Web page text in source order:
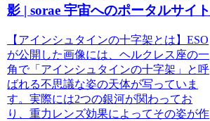
影 | sorae 宇宙へのポータルサイト
【アインシュタインの十字架とは】ESO
が公開した画像には、ヘルクレス座の一
角で「アインシュタインの十字架」と呼
ばれる不思議な姿の天体が写っていま
す。実際には2つの銀河が関わってお
り、重力レンズ効果によってその姿が作